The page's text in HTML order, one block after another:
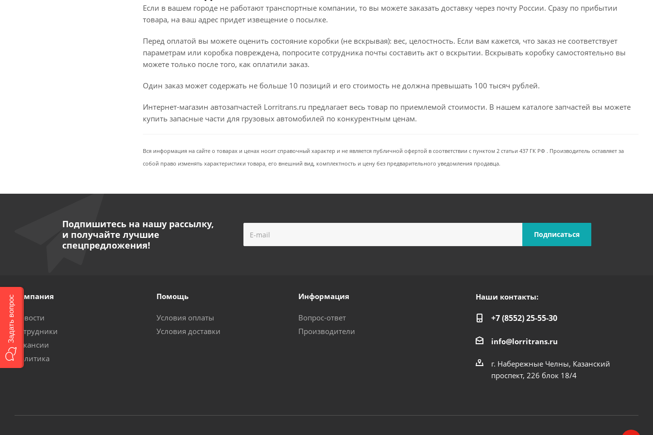
Если в вашем городе не работают транспортные компании, то вы можете заказать доставку через почту России. Сразу по прибытии
товара, на ваш адрес придет извещение о посылке.
Перед оплатой вы можете оценить состояние коробки (не вскрывая): вес, целостность. Если вам кажется, что заказ не соответствует
параметрам или коробка повреждена, попросите сотрудника почты составить акт о вскрытии. Вскрывать коробку самостоятельно вы
можете только после того, как оплатили заказ.
Один заказ может содержать не больше 10 позиций и его стоимость не должна превышать 100 тысяч рублей.
Интернет-магазин автозапчастей Lorritrans.ru предлагает весь товар по приемлемой стоимости. В нашем каталоге запчастей вы можете
купить запасные части для грузовых автомобилей по конкурентным ценам.
Вся информация на сайте о товарах и ценах носит справочный характер и не является публичной офертой в соответствии с пунктом 2 статьи 437 ГК РФ . Производитель оставляет за
собой право изменять характеристики товара, его внешний вид, комплектность и цену без предварительного уведомления продавца.
Подпишитесь на нашу рассылку,
и получайте лучшие
спецпредложения!
Компания
Новости
Сотрудники
Вакансии
Политика
Помощь
Условия оплаты
Условия доставки
Информация
Вопрос-ответ
Производители
Наши контакты:
+7 (8552) 25-55-30
info@lorritrans.ru
г. Набережные Челны, Казанский
проспект, 226 блок 18/4
Задать вопрос